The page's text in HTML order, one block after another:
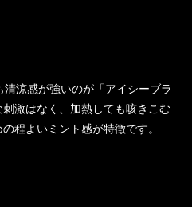
涼感が強いのが「アイシーブラ
激はなく、加熱しても咳きこむ
程よいミント感が特徴です。